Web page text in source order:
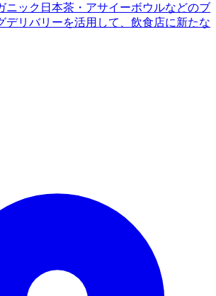
ニック日本茶・アサイーボウルなどのブ
デリバリーを活用して、飲食店に新たな